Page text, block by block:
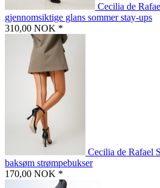
Cecilia de
gjennomsiktige glans sommer stay-ups
310,00 NOK *
Cecilia de Rafael
baksøm strømpebukser
170,00 NOK *